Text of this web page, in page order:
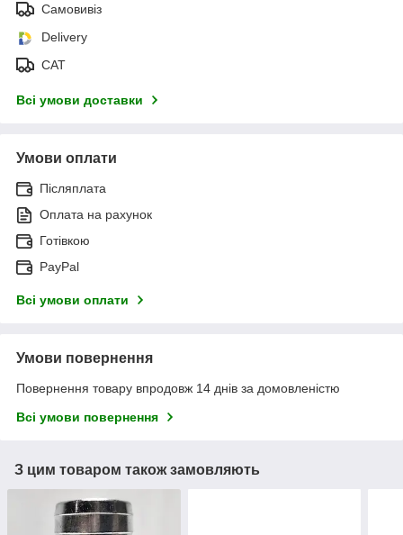
Самовивіз
Delivery
САТ
Всі умови доставки
Умови оплати
Післяплата
Оплата на рахунок
Готівкою
PayPal
Всі умови оплати
Умови повернення
Повернення товару впродовж 14 днів за домовленістю
Всі умови повернення
З цим товаром також замовляють